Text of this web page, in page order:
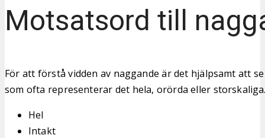
Motsatsord till
För att förstå vidden av naggande är det hjälpsamt att
som ofta representerar det hela, orörda eller
Hel
Intakt